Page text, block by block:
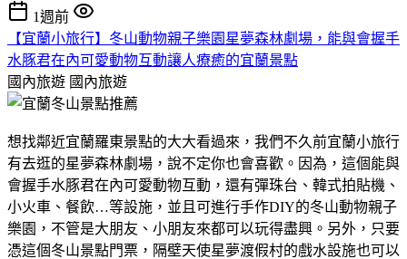
1週前
【宜蘭小旅行】冬山動物親子樂園星夢森林劇場，能與會握手
水豚君在內可愛動物互動讓人療癒的宜蘭景點
國內旅遊 國內旅遊
想找鄰近宜蘭羅東景點的大大看過來，我們不久前宜蘭小旅行
有去逛的星夢森林劇場，說不定你也會喜歡。因為，這個能與
會握手水豚君在內可愛動物互動，還有彈珠台、韓式拍貼機、
小火車、餐飲…等設施，並且可進行手作DIY的冬山動物親子
樂園，不管是大朋友、小朋友來都可以玩得盡興。另外，只要
憑這個冬山景點門票，隔壁天使星夢渡假村的戲水設施也可以